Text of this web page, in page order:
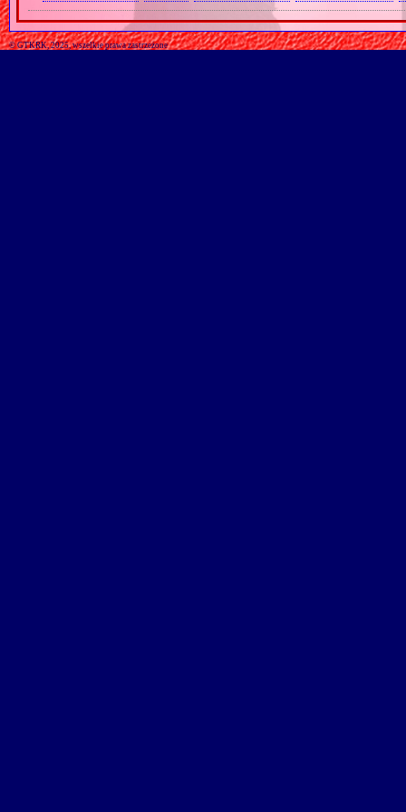
© GTKRK, 2025, wszelkie prawa zastrzeżone